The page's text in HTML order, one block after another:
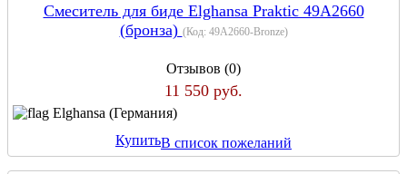
Смеситель для биде Elghansa Praktic 49A2660
(бронза) (Код: 49A2660-Bronze)
Отзывов (0)
11 550 руб.
Elghansa (Германия)
КупитьВ список пожеланий